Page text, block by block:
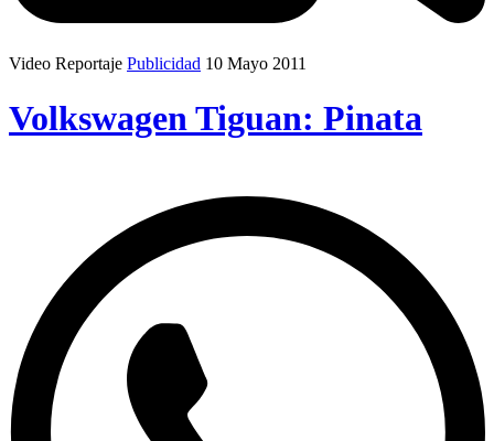
Video Reportaje Publicidad 10 Mayo 2011
Volkswagen Tiguan: Pinata